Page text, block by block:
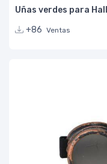
Uñas verdes para
+86 Ventas